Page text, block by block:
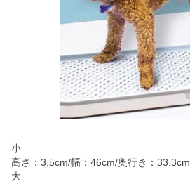
小
高さ：3.5cm/幅：46cm/奥行き：33.3cm
大